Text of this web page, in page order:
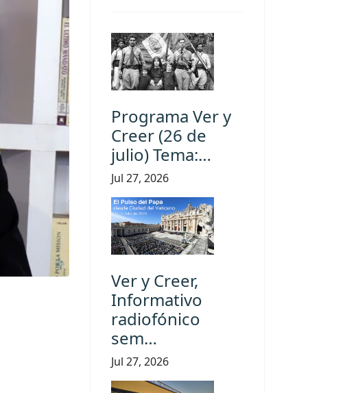
Programa Ver y
Creer (26 de
julio) Tema:…
Jul 27, 2026
Ver y Creer,
Informativo
radiofónico
sem…
Jul 27, 2026